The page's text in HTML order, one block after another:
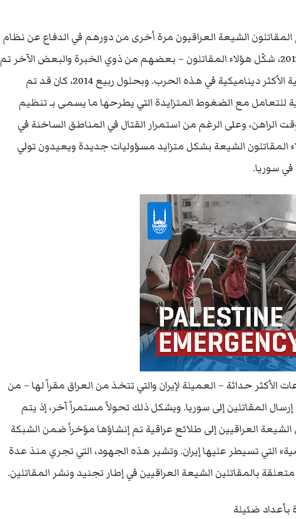
الشيعة العراقيون مرة أخرى من دورهم في الدفاع عن نظام
الأسد في سوريا. فابتداءً من أواخر عام 2012، شكّل هؤلاء المقاتلون – بعضهم من ذوي الخبرة والبعض الآخر تم
تجنيده حديثاً – بعض الوحدات الأجنبية الأكثر ديناميكية في هذه الحرب. وبحلول ربيع 2014، كان قد تم
مع الضغوط المتزايدة التي يطرحها ما يسمى بـ تنظيم
الراهن، وعلى الرغم من استمرار القتال في المناطق الساخنة في
المقاتلون الشيعة بشكل متزايد مسؤوليات جديدة ويعيدون تولي
سوريا.
حداثة – العميلة لإيران والتي تتخذ من العراق مقراً لها – من
المقاتلين إلى سوريا. ويشكل ذلك تحولاً مستمراً آخر، إذ يتم
العراقيين إلى طلائع عراقية تم إنشاؤها مؤخراً ضمن الشبكة
التي تسيطر عليها إيران. وتشير هذه الجهود، التي تجري منذ عدة
بالمقاتلين الشيعة العراقيين في إطار تجنيد ونشر المقاتلين.
بأعداد ضئيلة